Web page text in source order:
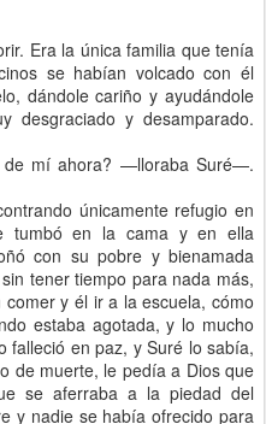
Era la única familia que tenía
se habían volcado con él
dándole cariño y ayudándole
desgraciado y desamparado.
mí ahora? —lloraba Suré—.
únicamente refugio en
tumbó en la cama y en ella
con su pobre y bienamada
tener tiempo para nada más,
y él ir a la escuela, cómo
estaba agotada, y lo mucho
falleció en paz, y Suré lo sabía,
de muerte, le pedía a Dios que
se aferraba a la piedad del
y nadie se había ofrecido para